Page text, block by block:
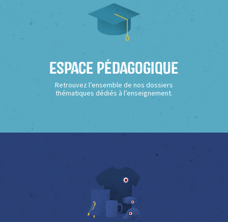
Espace Pédagogique
Retrouvez l’ensemble de nos dossiers
thématiques dédiés à l’enseignement.